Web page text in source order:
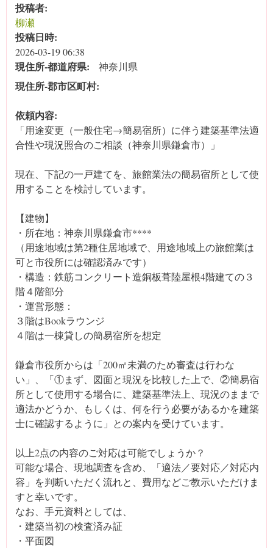
投稿者:
柳瀬
投稿日時:
2026-03-19 06:38
現住所‐都道府県: 神奈川県
現住所‐郡市区町村:
依頼内容:
「用途変更（一般住宅→簡易宿所）に伴う建築基準法適
合性や現況照合のご相談（神奈川県鎌倉市）」
現在、下記の一戸建てを、旅館業法の簡易宿所として使
用することを検討しています。
【建物】
・所在地：神奈川県鎌倉市****
（用途地域は第2種住居地域で、用途地域上の旅館業は
可と市役所には確認済みです）
・構造：鉄筋コンクリート造銅板葺陸屋根4階建ての３
階４階部分
・運営形態：
３階はBookラウンジ
４階は一棟貸しの簡易宿所を想定
鎌倉市役所からは「200㎡未満のため審査は行わな
い」、「①まず、図面と現況を比較した上で、②簡易宿
所として使用する場合に、建築基準法上、現況のままで
適法かどうか、もしくは、何を行う必要があるかを建築
士に確認するように」との案内を受けています。
以上2点の内容のご対応は可能でしょうか？
可能な場合、現地調査を含め、「適法／要対応／対応内
容」を判断いただく流れと、費用などご教示いただけま
すと幸いです。
なお、手元資料としては、
・建築当初の検査済み証
・平面図